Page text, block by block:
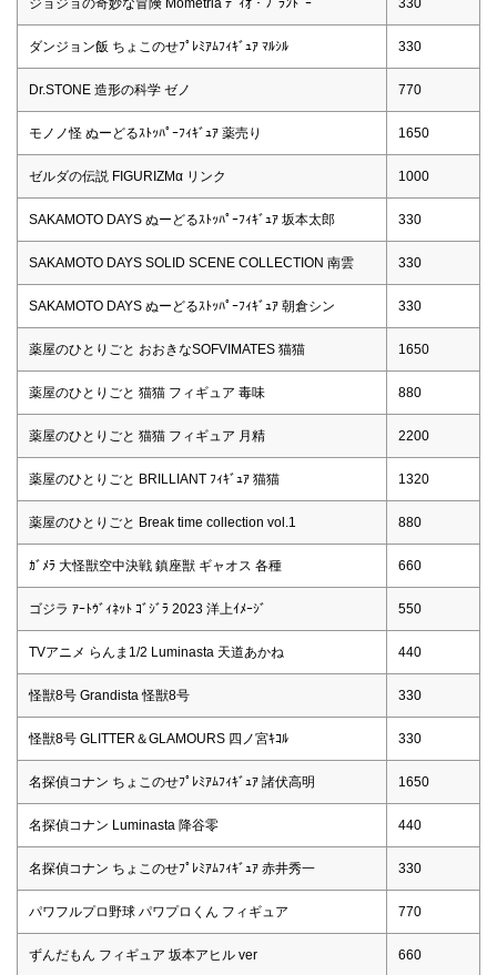
ジョジョの奇妙な冒険 Mometria ﾃﾞｨｵ・ﾌﾞﾗﾝﾄﾞｰ 330
ダンジョン飯 ちょこのせﾌﾟﾚﾐｱﾑﾌｨｷﾞｭｱ ﾏﾙｼﾙ 330
Dr.STONE 造形の科学 ゼノ 770
モノノ怪 ぬーどるｽﾄｯﾊﾟｰﾌｨｷﾞｭｱ 薬売り 1650
ゼルダの伝説 FIGURIZMα リンク 1000
SAKAMOTO DAYS ぬーどるｽﾄｯﾊﾟｰﾌｨｷﾞｭｱ 坂本太郎 330
SAKAMOTO DAYS SOLID SCENE COLLECTION 南雲 330
SAKAMOTO DAYS ぬーどるｽﾄｯﾊﾟｰﾌｨｷﾞｭｱ 朝倉シン 330
薬屋のひとりごと おおきなSOFVIMATES 猫猫 1650
薬屋のひとりごと 猫猫 フィギュア 毒味 880
薬屋のひとりごと 猫猫 フィギュア 月精 2200
薬屋のひとりごと BRILLIANT ﾌｨｷﾞｭｱ 猫猫 1320
薬屋のひとりごと Break time collection vol.1 880
ｶﾞﾒﾗ 大怪獣空中決戦 鎮座獣 ギャオス 各種 660
ゴジラ ｱｰﾄｳﾞｨﾈｯﾄ ｺﾞｼﾞﾗ 2023 洋上ｲﾒｰｼﾞ 550
TVアニメ らんま1/2 Luminasta 天道あかね 440
怪獣8号 Grandista 怪獣8号 330
怪獣8号 GLITTER＆GLAMOURS 四ノ宮ｷｺﾙ 330
名探偵コナン ちょこのせﾌﾟﾚﾐｱﾑﾌｨｷﾞｭｱ 諸伏高明 1650
名探偵コナン Luminasta 降谷零 440
名探偵コナン ちょこのせﾌﾟﾚﾐｱﾑﾌｨｷﾞｭｱ 赤井秀一 330
パワフルプロ野球 パワプロくん フィギュア 770
ずんだもん フィギュア 坂本アヒル ver 660